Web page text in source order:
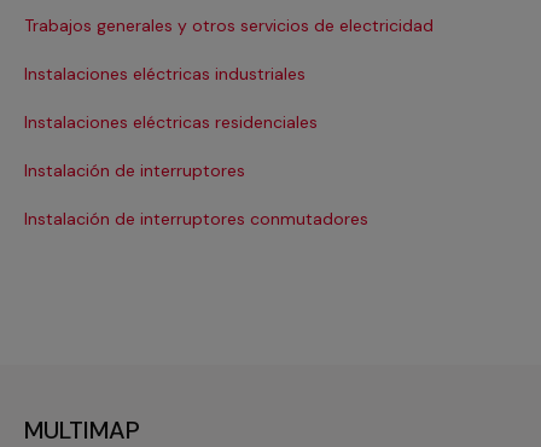
Trabajos generales y otros servicios de electricidad
Instalaciones eléctricas industriales
Instalaciones eléctricas residenciales
Instalación de interruptores
Instalación de interruptores conmutadores
MULTIMAP